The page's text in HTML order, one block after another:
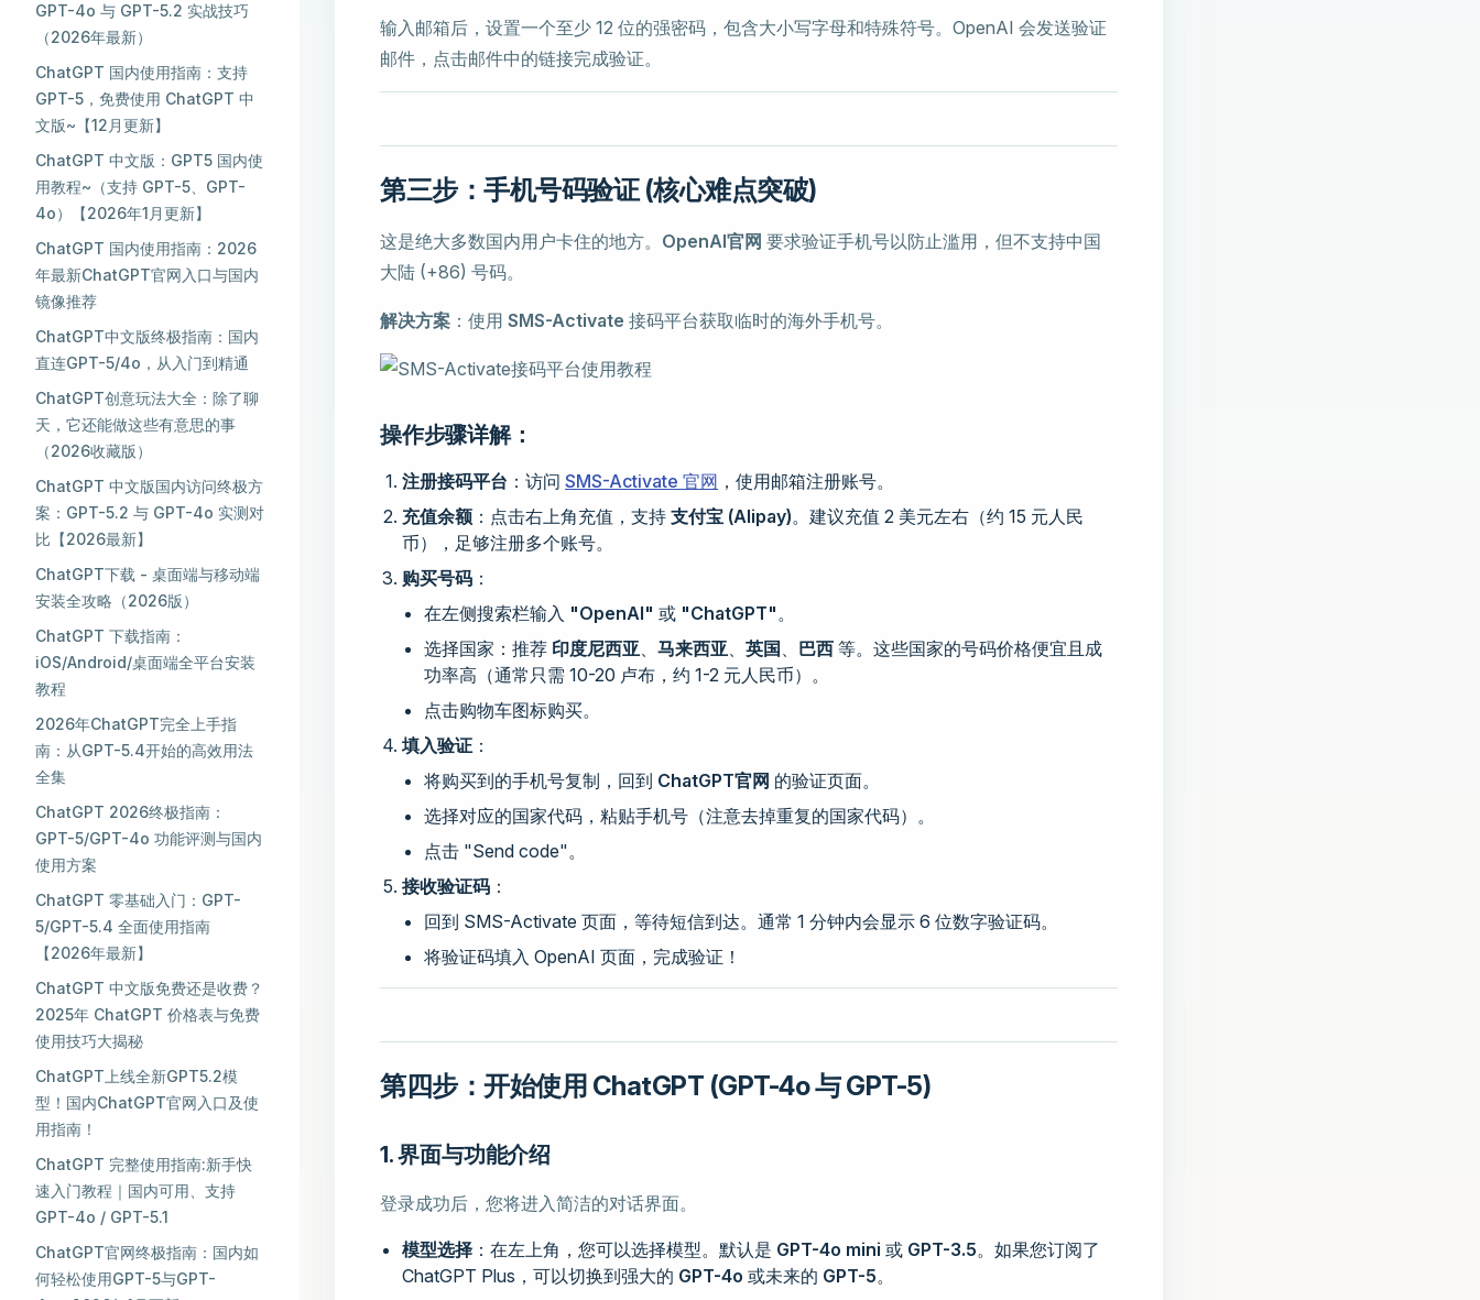
GPT-4o 与 GPT-5.2 实战技巧
（2026年最新）
ChatGPT 国内使用指南：支持
GPT-5，免费使用 ChatGPT 中
文版~【12月更新】
ChatGPT 中文版：GPT5 国内使
用教程~（支持 GPT-5、GPT-
4o）【2026年1月更新】
ChatGPT 国内使用指南：2026
年最新ChatGPT官网入口与国内
镜像推荐
ChatGPT中文版终极指南：国内
直连GPT-5/4o，从入门到精通
ChatGPT创意玩法大全：除了聊
天，它还能做这些有意思的事
（2026收藏版）
ChatGPT 中文版国内访问终极方
案：GPT-5.2 与 GPT-4o 实测对
比【2026最新】
ChatGPT下载 - 桌面端与移动端
安装全攻略（2026版）
ChatGPT 下载指南：
iOS/Android/桌面端全平台安装
教程
2026年ChatGPT完全上手指
南：从GPT-5.4开始的高效用法
全集
ChatGPT 2026终极指南：
GPT-5/GPT-4o 功能评测与国内
使用方案
ChatGPT 零基础入门：GPT-
5/GPT-5.4 全面使用指南
【2026年最新】
ChatGPT 中文版免费还是收费？
2025年 ChatGPT 价格表与免费
使用技巧大揭秘
ChatGPT上线全新GPT5.2模
型！国内ChatGPT官网入口及使
用指南！
ChatGPT 完整使用指南:新手快
速入门教程｜国内可用、支持
GPT-4o / GPT-5.1
ChatGPT官网终极指南：国内如
何轻松使用GPT-5与GPT-
输入邮箱后，设置一个至少 12 位的强密码，包含大小写字母和特殊符号。OpenAI 会发送验证
邮件，点击邮件中的链接完成验证。
第三步：手机号码验证 (核心难点突破)
这是绝大多数国内用户卡住的地方。 OpenAI官网 要求验证手机号以防止滥用，但不支持中国
大陆 (+86) 号码。
解决方案 ：使用 SMS-Activate 接码平台获取临时的海外手机号。
操作步骤详解：
注册接码平台 ：访问 SMS-Activate 官网 ，使用邮箱注册账号。
充值余额 ：点击右上角充值，支持 支付宝 (Alipay)。建议充值 2 美元左右（约 15 元人民
币），足够注册多个账号。
购买号码 ：
在左侧搜索栏输入 "OpenAI" 或 "ChatGPT"。
选择国家：推荐 印度尼西亚、 马来西亚、 英国 、 巴西 等。这些国家的号码价格便宜且成
功率高（通常只需 10-20 卢布，约 1-2 元人民币）。
点击购物车图标购买。
填入验证 ：
将购买到的手机号复制，回到 ChatGPT官网 的验证页面。
选择对应的国家代码，粘贴手机号（注意去掉重复的国家代码）。
点击 "Send code"。
接收验证码 ：
回到 SMS-Activate 页面，等待短信到达。通常 1 分钟内会显示 6 位数字验证码。
将验证码填入 OpenAI 页面，完成验证！
第四步：开始使用 ChatGPT (GPT-4o 与 GPT-5)
1. 界面与功能介绍
登录成功后，您将进入简洁的对话界面。
模型选择 ：在左上角，您可以选择模型。默认是 GPT-4o mini 或 GPT-3.5。如果您订阅了
ChatGPT Plus，可以切换到强大的 GPT-4o 或未来的 GPT-5。